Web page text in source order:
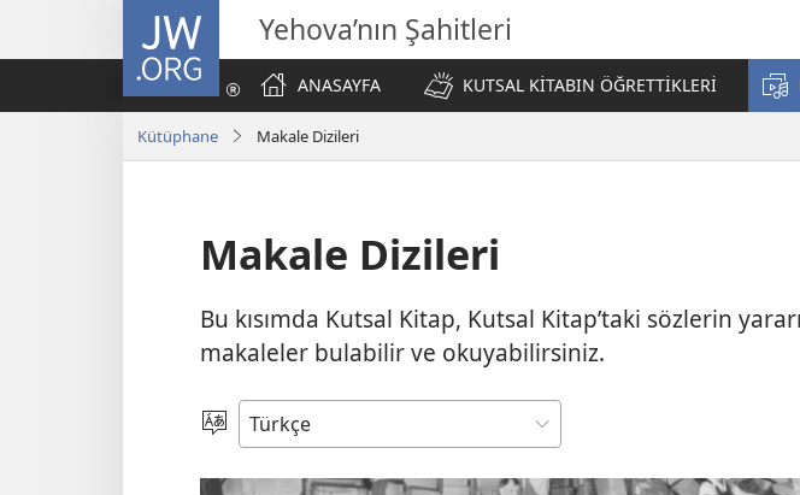
JW.ORG Yehova’nın Şahitleri
ANASAYFA
KUTSAL KİTABIN ÖĞRETTİKLERİ
Kütüphane Makale Dizileri
Makale Dizileri
Bu kısımda Kutsal Kitap, Kutsal Kitap’taki sözlerin
makaleler bulabilir ve okuyabilirsiniz.
Bir
Dil
Seçin